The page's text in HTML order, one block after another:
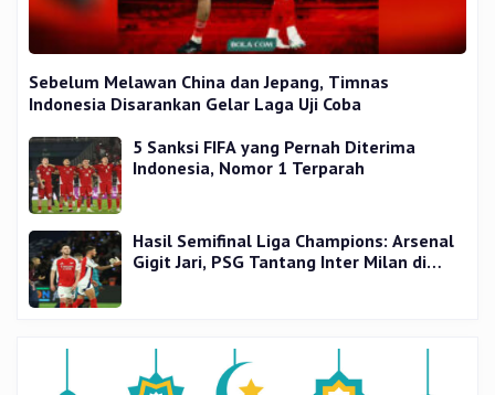
Sebelum Melawan China dan Jepang, Timnas
Indonesia Disarankan Gelar Laga Uji Coba
5 Sanksi FIFA yang Pernah Diterima
Indonesia, Nomor 1 Terparah
Hasil Semifinal Liga Champions: Arsenal
Gigit Jari, PSG Tantang Inter Milan di